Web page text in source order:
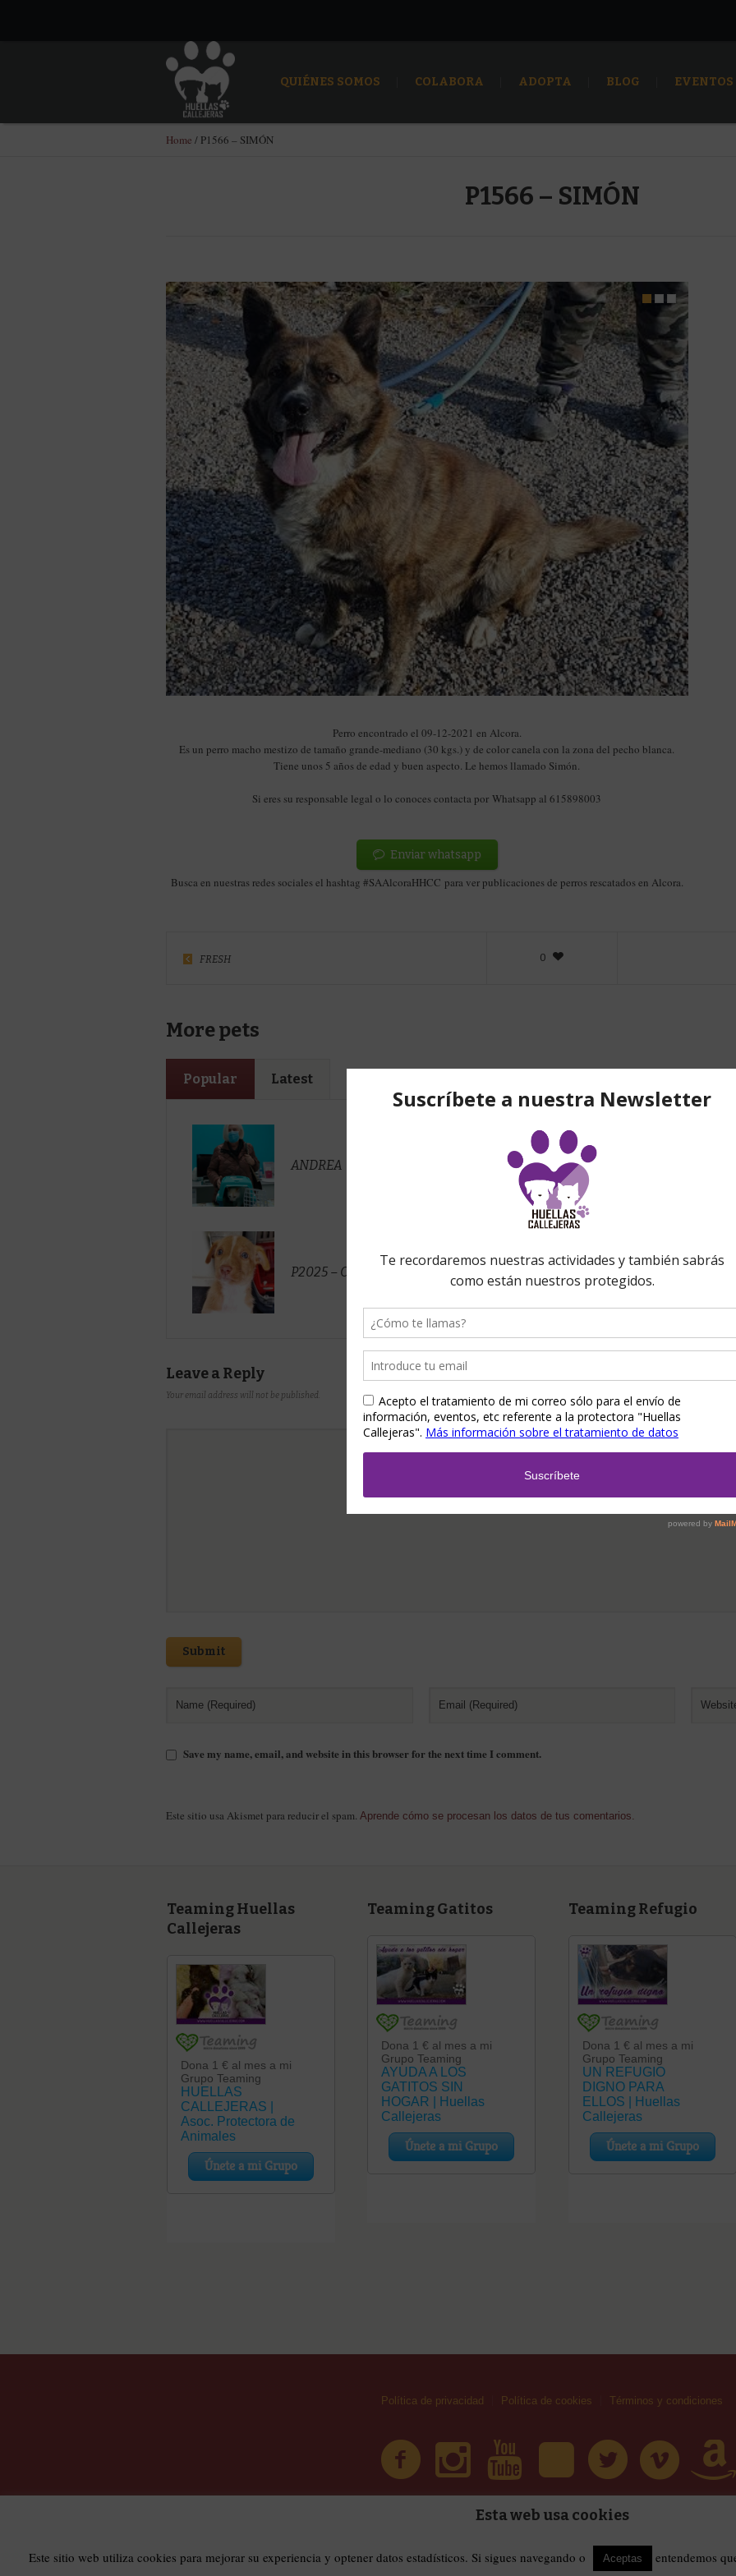
QUIÉNES SOMOS COLABORA ADOPTA BLOG EVENTOS
Home / P1566 – SIMÓN
P1566 – SIMÓN
Perro encontrado el 09-12-2021 en Alcora.
Es un perro macho mestizo de tamaño grande-mediano (30 kgs.) y de color canela con la zona del pecho blanca.
Tiene unos 5 años de edad y buen aspecto. Le hemos llamado Simón.
Si eres su responsable legal o lo conoces contacta por Whatsapp al 615898003
Enviar whatsapp
Busca en nuestras redes sociales el hashtag #SAAlcoraHHCC para ver publicaciones de perros rescatados en Alcora.
0
FRESH
More pets
Popular Latest
ANDREA
P2025 – CACHORROS TRELLA
Leave a Reply
Your email address will not be published.
Submit
Save my name, email, and website in this browser for the next time I comment.
Este sitio usa Akismet para reducir el spam. Aprende cómo se procesan los datos de tus comentarios.
Teaming Huellas
Callejeras
Teaming Gatitos Teaming Refugio
Política de privacidad Política de cookies Términos y condiciones
Esta web usa cookies
Este sitio web utiliza cookies para mejorar su experiencia y optener datos estadísticos. Si sigues navegando o Aceptas entendemos